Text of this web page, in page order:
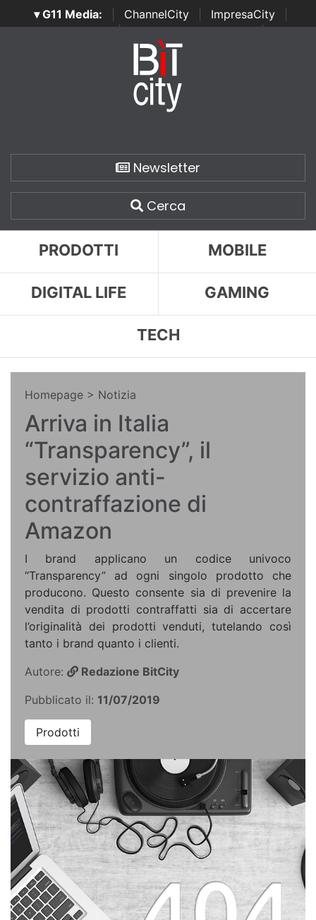
▾ G11 Media: ChannelCity ImpresaCity
SecurityOpenLab | Italian Channel Awards | Italian
Italian Security Awards
Newsletter
Cerca
PRODOTTI MOBILE
DIGITAL LIFE GAMING
TECH
Homepage > Notizia
Arriva in Italia
“Transparency”, il
servizio anti-
contraffazione di
Amazon
I brand applicano un codice univoco
“Transparency” ad ogni singolo prodotto che
producono. Questo consente sia di prevenire la
vendita di prodotti contraffatti sia di accertare
l’originalità dei prodotti venduti, tutelando così
tanto i brand quanto i clienti.
Autore:
Redazione BitCity
Pubblicato il: 11/07/2019
Prodotti